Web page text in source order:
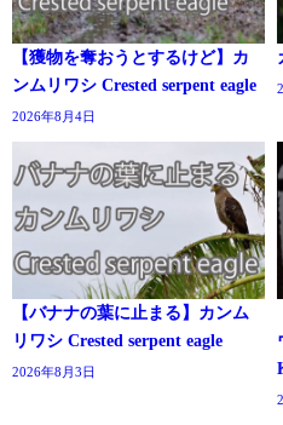
【獲物を奪おうとするけど】カ
ンムリワシ Crested serpent eagle
2026年8月4日
【バナナの葉に止まる】カンム
リワシ Crested serpent eagle
2026年8月3日